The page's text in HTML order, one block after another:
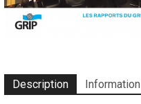
Description